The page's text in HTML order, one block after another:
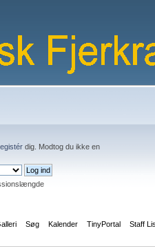
dig. Modtog du ikke en
Søg Kalender TinyPortal Staff